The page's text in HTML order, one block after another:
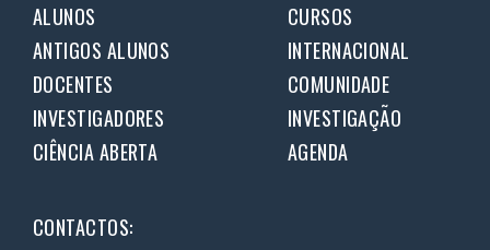
ALUNOS
CURSOS
ANTIGOS ALUNOS
INTERNACIONAL
DOCENTES
COMUNIDADE
INVESTIGADORES
INVESTIGAÇÃO
CIÊNCIA ABERTA
AGENDA
CONTACTOS: